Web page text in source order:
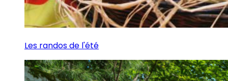
Les randos de l'été